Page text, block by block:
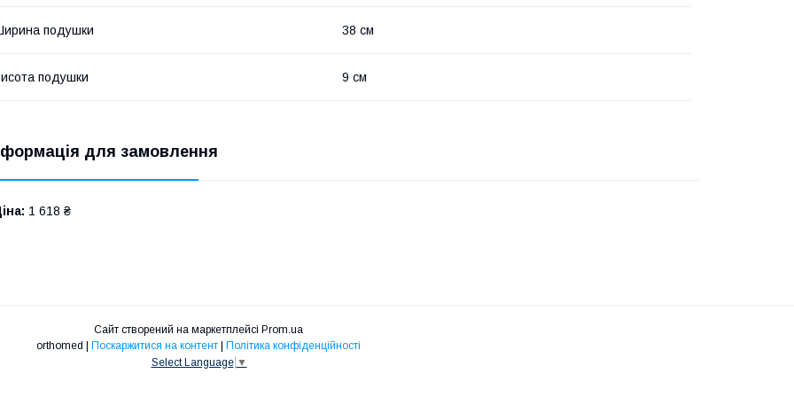
подушки 38 см
подушки 9 см
для замовлення
1 618 ₴
Сайт створений на маркетплейсі Prom.ua
Поскаржитися на контент
Політика конфіденційності
Select Language ▼